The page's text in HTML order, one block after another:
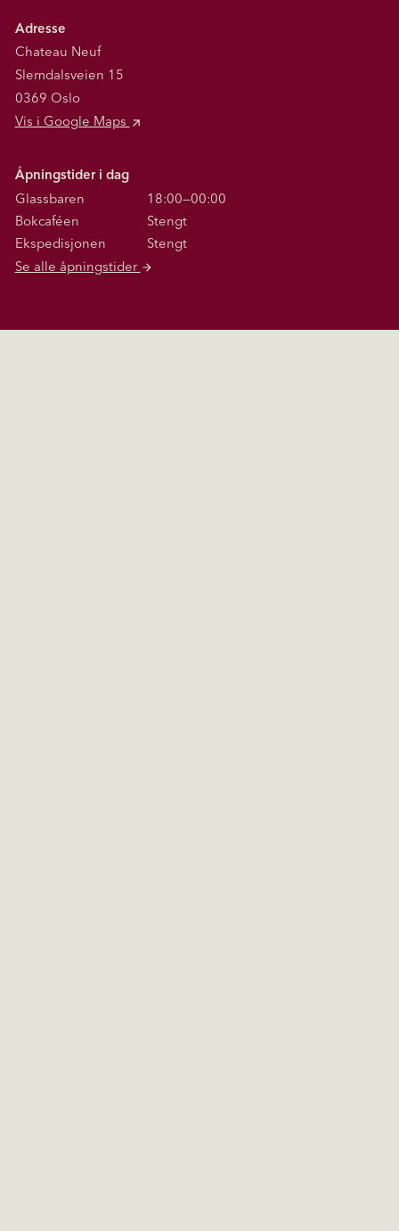
Adresse
Chateau Neuf
Slemdalsveien 15
0369 Oslo
Vis i Google Maps
Åpningstider i dag
Glassbaren
18:00—00:00
Bokcaféen
Stengt
Ekspedisjonen
Stengt
Se alle åpningstider